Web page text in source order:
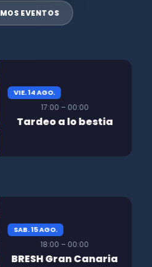
EVENTOS
VIE. 14 AGO.
17:00 – 00:00
Tardeo a lo bestia
SAB. 15 AGO.
18:00 – 00:00
BRESH Gran Canaria